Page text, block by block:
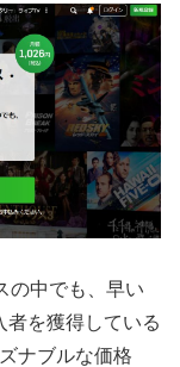
の中でも、早い
者を獲得している
ナブルな価格